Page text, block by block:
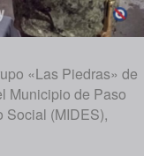
«Las Piedras» de
Municipio de Paso
Social (MIDES),